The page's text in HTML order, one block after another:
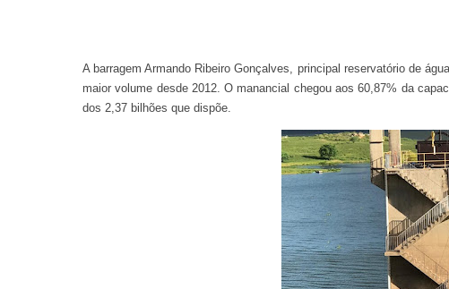
A barragem Armando Ribeiro Gonçalves, principal reservatório de
maior volume desde 2012. O manancial chegou aos 60,87% da
dos 2,37 bilhões que dispõe.